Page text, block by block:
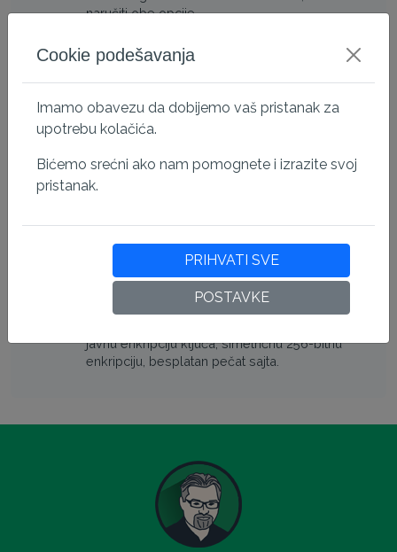
naručiti obe opcije.
Kompatibilno sa svim glavnim
pregledačima
pregledačima za mobilne i desktop uređaje, što
će smanjiti SSL upozorenja prilikom pristupa
Tehnički detalji
X.509 format Sertifikat ispunjava softverske i
javnu enkripciju ključa, simetričnu 256-bitnu
enkripciju, besplatan pečat sajta.
Cookie podešavanja
Imamo obavezu da dobijemo vaš pristanak za
upotrebu kolačića.
Bićemo srećni ako nam pomognete i izrazite svoj
pristanak.
PRIHVATI SVE
POSTAVKE